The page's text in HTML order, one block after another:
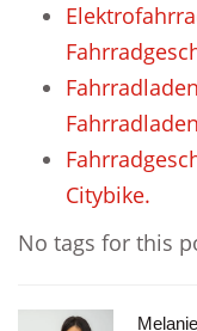
Citybike.
No tags for this
Melanie